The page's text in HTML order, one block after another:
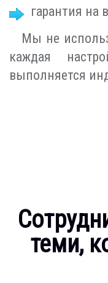
гарантия на
Мы не
каждая
выполняется
теми,